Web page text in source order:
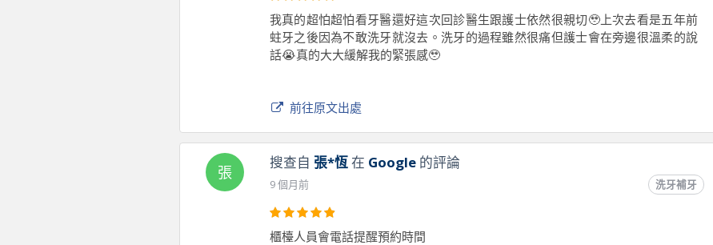
我真的超怕超怕看牙醫還好這次回診醫生跟護士依然很親切🥹上次去看是五年前
蛀牙之後因為不敢洗牙就沒去。洗牙的過程雖然很痛但護士會在旁邊很溫柔的說
話😭真的大大緩解我的緊張感🥹
前往原文出處
張
搜查自 張*恆在 Google的評論
9 個月前 洗牙補牙
櫃檯人員會電話提醒預約時間